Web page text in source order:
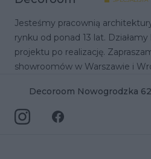
Jesteśmy pracownią
rynku od ponad 13 lat.
projektu po realizację.
showroomów w Warszawie i
Decoroom Nowogrodzka